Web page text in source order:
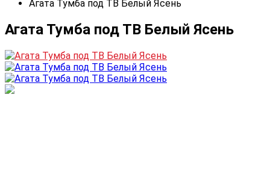
Агата Тумба под ТВ Белый Ясень
Агата Тумба под ТВ Белый Ясень